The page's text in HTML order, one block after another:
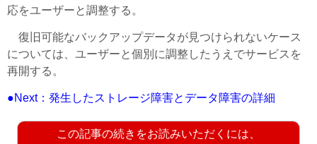
応をユーザーと調整する。
復旧可能なバックアップデータが見つけられないケース
については、ユーザーと個別に調整したうえでサービスを
再開する。
●Next：発生したストレージ障害とデータ障害の詳細
この記事の続きをお読みいただくには、